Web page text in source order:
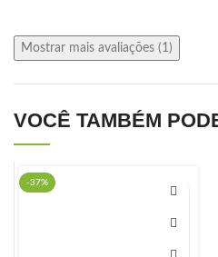
Mostrar mais avaliações (1)
VOCÊ TAMBÉM
-37%